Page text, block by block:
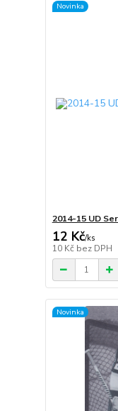
Novinka
2014-15 UD
12 Kč/ks
10 Kč bez DPH
Novinka